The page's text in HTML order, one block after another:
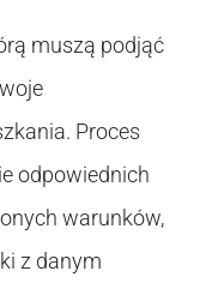
muszą podjąć
Proces
odpowiednich
warunków,
z danym